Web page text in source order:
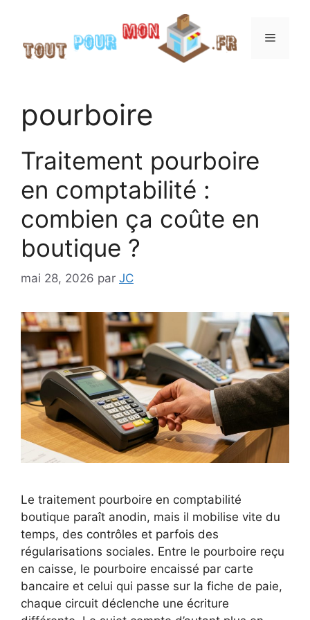
contenu
Menu
pourboire
Traitement pourboire
en comptabilité :
combien ça coûte en
boutique ?
mai 28, 2026 par JC
Le traitement pourboire en comptabilité
boutique paraît anodin, mais il mobilise vite du
temps, des contrôles et parfois des
régularisations sociales. Entre le pourboire reçu
en caisse, le pourboire encaissé par carte
bancaire et celui qui passe sur la fiche de paie,
chaque circuit déclenche une écriture